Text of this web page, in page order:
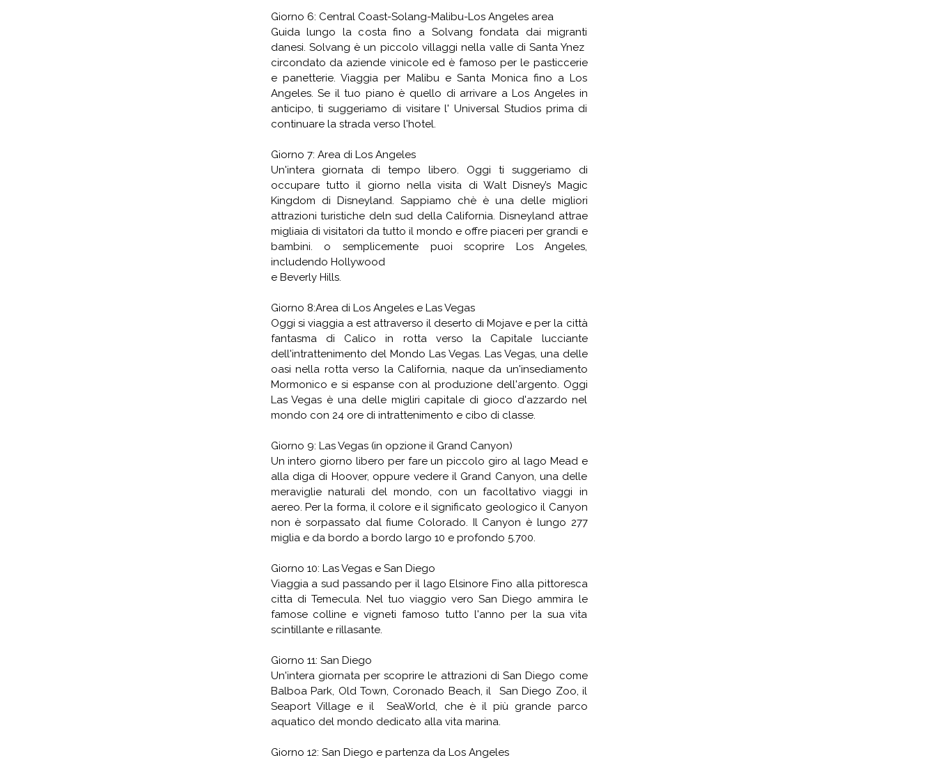
Giorno 6: Central Coast-Solang-Malibu-Los Angeles area
Guida lungo la costa fino a Solvang fondata dai migranti
danesi. Solvang è un piccolo villaggi nella valle di Santa Ynez
circondato da aziende vinicole ed è famoso per le pasticcerie
e panetterie. Viaggia per Malibu e Santa Monica fino a Los
Angeles. Se il tuo piano è quello di arrivare a Los Angeles in
anticipo, ti suggeriamo di visitare l' Universal Studios prima di
continuare la strada verso l'hotel.
Giorno 7: Area di Los Angeles
Un'intera giornata di tempo libero. Oggi ti suggeriamo di
occupare tutto il giorno nella visita di Walt Disney’s Magic
Kingdom di Disneyland. Sappiamo chè è una delle migliori
attrazioni turistiche deln sud della California. Disneyland attrae
migliaia di visitatori da tutto il mondo e offre piaceri per grandi e
bambini. o semplicemente puoi scoprire Los Angeles,
includendo Hollywood
e Beverly Hills.
Giorno 8:Area di Los Angeles e Las Vegas
Oggi si viaggia a est attraverso il deserto di Mojave e per la città
fantasma di Calico in rotta verso la Capitale lucciante
dell'intrattenimento del Mondo Las Vegas. Las Vegas, una delle
oasi nella rotta verso la California, naque da un'insediamento
Mormonico e si espanse con al produzione dell'argento. Oggi
Las Vegas è una delle migliri capitale di gioco d'azzardo nel
mondo con 24 ore di intrattenimento e cibo di classe.
Giorno 9: Las Vegas (in opzione il Grand Canyon)
Un intero giorno libero per fare un piccolo giro al lago Mead e
alla diga di Hoover, oppure vedere il Grand Canyon, una delle
meraviglie naturali del mondo, con un facoltativo viaggi in
aereo. Per la forma, il colore e il significato geologico il Canyon
non è sorpassato dal fiume Colorado. Il Canyon è lungo 277
miglia e da bordo a bordo largo 10 e profondo 5.700.
Giorno 10: Las Vegas e San Diego
Viaggia a sud passando per il lago Elsinore Fino alla pittoresca
citta di Temecula. Nel tuo viaggio vero San Diego ammira le
famose colline e vigneti famoso tutto l'anno per la sua vita
scintillante e rillasante.
Giorno 11: San Diego
Un'intera giornata per scoprire le attrazioni di San Diego come
Balboa Park, Old Town, Coronado Beach, il San Diego Zoo, il
Seaport Village e il SeaWorld, che è il più grande parco
aquatico del mondo dedicato alla vita marina.
Giorno 12: San Diego e partenza da Los Angeles